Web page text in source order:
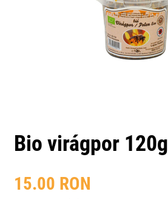
Bio virágpor 120g
15.00 RON